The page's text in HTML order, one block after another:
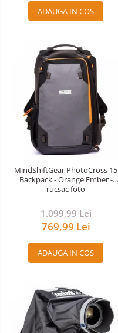
ADAUGA IN COS
MindShiftGear PhotoCross 15
Backpack - Orange Ember -
rucsac foto
1.099,99 Lei
769,99 Lei
ADAUGA IN COS